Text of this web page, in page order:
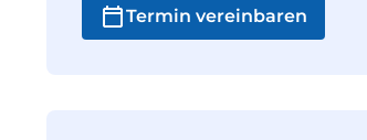
Termin vereinbaren